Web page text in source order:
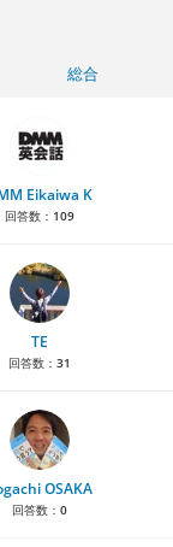
総合
Eikaiwa K
回答数： 109
TE
回答数： 31
OSAKA
回答数： 0